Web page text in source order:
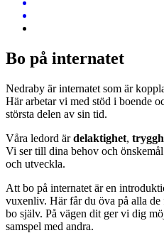
Bo på internatet
Nedraby är internatet som är
Här arbetar vi med stöd i boende
största delen av sin tid.
Våra ledord ärdelaktighet,
Vi ser till dina behov och
och utveckla.
Att bo på internatet är en
vuxenliv. Här får du öva på alla de
bo själv. På vägen dit ger vi dig
samspel med andra.